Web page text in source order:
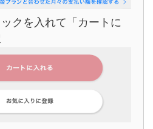
クを入れて「カートに